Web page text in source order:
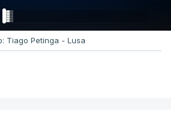
Tiago Petinga - Lusa